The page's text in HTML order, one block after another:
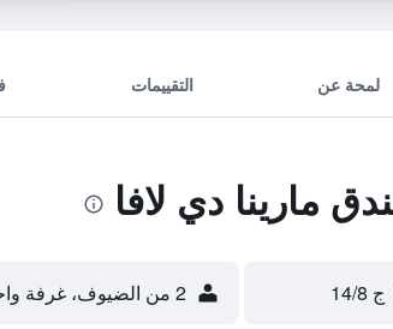
لمحة عن التقييمات
مارينا دي لافا
ج 14/8 2 من الضيوف، غرفة واحدة